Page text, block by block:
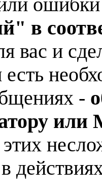
в
вас и
-
или